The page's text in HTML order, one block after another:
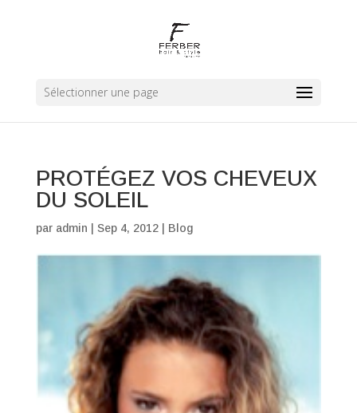
Sélectionner une page
PROTÉGEZ VOS CHEVEUX
DU SOLEIL
par admin Sep 4, 2012| Blog